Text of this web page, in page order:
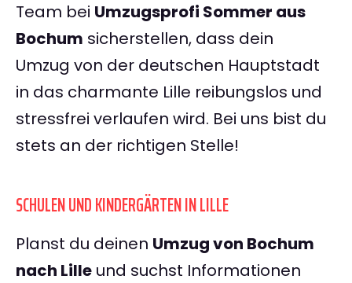
Team bei Umzugsprofi Sommer aus
Bochum sicherstellen, dass dein
Umzug von der deutschen Hauptstadt
in das charmante Lille reibungslos und
stressfrei verlaufen wird. Bei uns bist du
stets an der richtigen Stelle!
SCHULEN UND KINDERGÄRTEN IN LILLE
Planst du deinen Umzug von Bochum
nach Lille und suchst Informationen